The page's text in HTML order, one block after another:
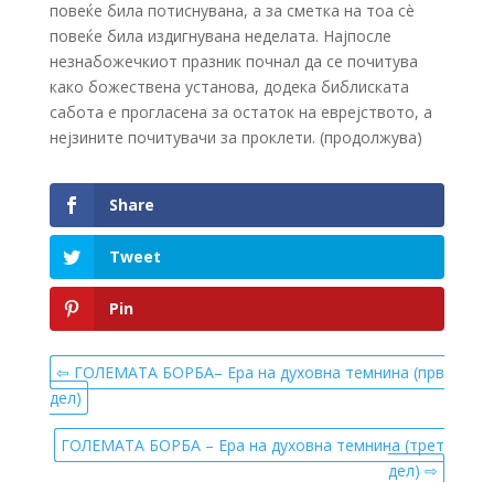
повеќе била потиснувана, а за сметка на тоа сè
повеќе била издигнувана неделата. Најпосле
незнабожечкиот празник почнал да се почитува
како божествена установа, додека библиската
сабота е прогласена за остаток на еврејството, а
нејзините почитувачи за проклети. (продолжува)
Share
Tweet
Pin
⇦ ГОЛЕМАТА БОРБА– Ера на духовна темнина (прв
дел)
ГОЛЕМАТА БОРБА – Ера на духовна темнина (трет
дел) ⇨